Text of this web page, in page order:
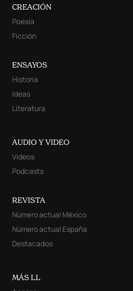
CREACIÓN
Poesía
Ficción
ENSAYOS
Historia
Ideas
Literatura
AUDIO Y VIDEO
Videos
Podcasts
REVISTA
Número actual México
Número actual España
Destacados
MÁS LL